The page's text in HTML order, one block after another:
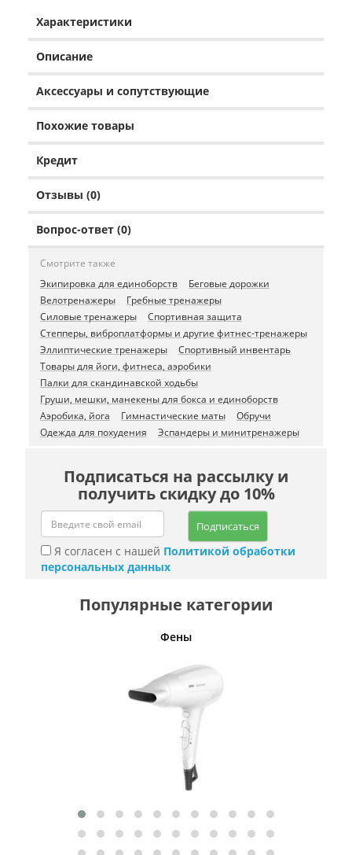
Характеристики
Описание
Аксессуары и сопутствующие
Похожие товары
Кредит
Отзывы (0)
Вопрос-ответ (0)
Смотрите также
Экипировка для единоборств
Беговые дорожки
Велотренажеры
Гребные тренажеры
Силовые тренажеры
Спортивная защита
Степперы, виброплатформы и другие фитнес-тренажеры
Эллиптические тренажеры
Спортивный инвентарь
Товары для йоги, фитнеса, аэробики
Палки для скандинавской ходьбы
Груши, мешки, манекены для бокса и единоборств
Аэробика, йога
Гимнастические маты
Обручи
Одежда для похудения
Эспандеры и минитренажеры
Подписаться на рассылку и
получить скидку до 10%
Подписаться
Я согласен с нашей Политикой обработки
персональных данных
Популярные категории
Фены